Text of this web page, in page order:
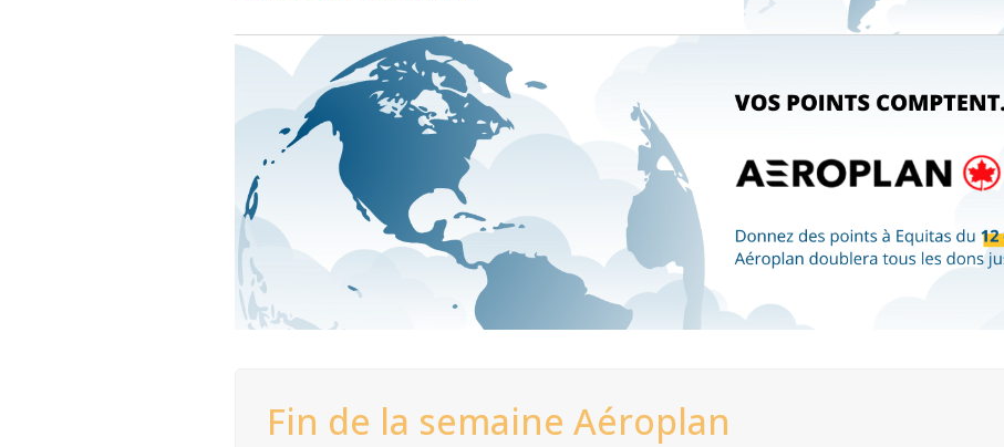
Fin de la semaine Aéroplan